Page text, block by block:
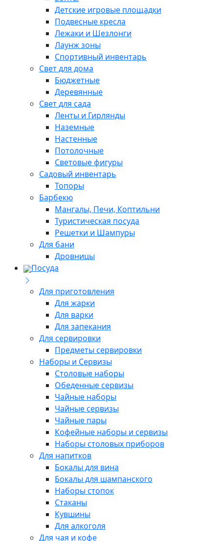
Детские игровые площадки
Подвесные кресла
Лежаки и Шезлонги
Лаунж зоны
Спортивный инвентарь
Свет для дома
Бюджетные
Деревянные
Свет для сада
Ленты и Гирлянды
Наземные
Настенные
Потолочные
Световые фигуры
Садовый инвентарь
Топоры
Барбекю
Мангалы, Печи, Коптильни
Туристическая посуда
Решетки и Шампуры
Для бани
Дровницы
Посуда
Для приготовления
Для жарки
Для варки
Для запекания
Для сервировки
Предметы сервировки
Наборы и Сервизы
Столовые наборы
Обеденные сервизы
Чайные наборы
Чайные сервизы
Чайные пары
Кофейные наборы и сервизы
Наборы столовых приборов
Для напитков
Бокалы для вина
Бокалы для шампанского
Наборы стопок
Стаканы
Кувшины
Для алкоголя
Для чая и кофе